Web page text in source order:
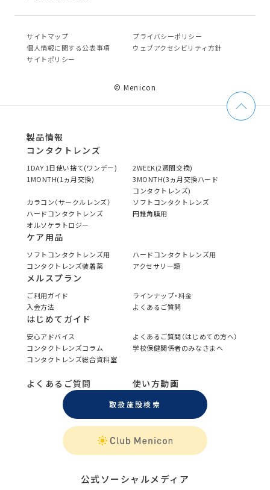
サイトマップ
プライバシーポリシー
個⼈情報に関する公表事項
ウェブアクセシビリティ方針
サイトポリシー
© Menicon
製品情報
コンタクトレンズ
1DAY 1日使い捨て(ワンデー)
2WEEK(2週間交換)
1MONTH(1ヵ月交換)
3MONTH(3ヵ月交換ハード
コンタクトレンズ)
カラコン（サークルレンズ）
ソフトコンタクトレンズ
ハードコンタクトレンズ
円錐角膜用
オルソケラトロジー
ケア用品
ソフトコンタクトレンズ用
ハードコンタクトレンズ用
コンタクトレンズ装着薬
アクセサリー類
メルスプラン
ご利用ガイド
ラインナップ・料金
入会方法
よくあるご質問
はじめてガイド
安心アドバイス
よくあるご質問（はじめての方へ）
コンタクトレンズコラム
学校保健関係者のみなさまへ
コンタクトレンズ総合資料室
よくあるご質問 使い方動画
取扱施設検索
公式ソーシャルメディア